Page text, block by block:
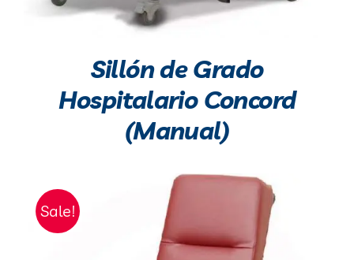
Sillón de Grado
Hospitalario Concord
(Manual)
Sale!